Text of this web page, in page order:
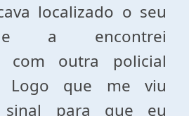
localizado o seu
e a encontrei
com outra policial
Logo que me viu
sinal para que eu